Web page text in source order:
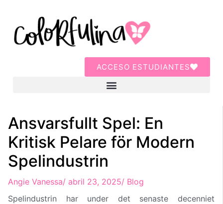
ACCESO ESTUDIANTES
Ansvarsfullt Spel: En
Kritisk Pelare för Modern
Spelindustrin
Angie Vanessa/ abril 23, 2025/ Blog
Spelindustrin har under det senaste decenniet